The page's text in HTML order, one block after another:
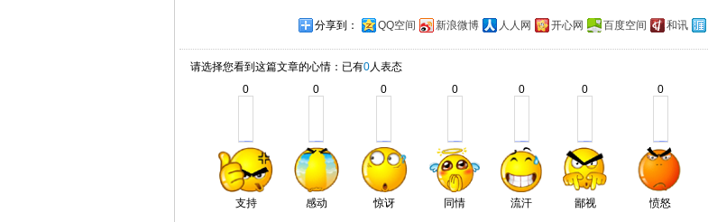
分享到： QQ空间 新浪微博 人人网 开心网 百度空间 和讯
请选择您看到这篇文章的心情：已有0人表态
0
支持
0
感动
0
惊讶
0
同情
0
流汗
0
鄙视
0
愤怒